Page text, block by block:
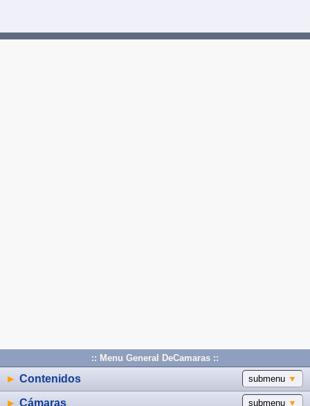
:: Menu General DeCamaras ::
submenu ▼
► Contenidos
submenu ▼
► Cámaras